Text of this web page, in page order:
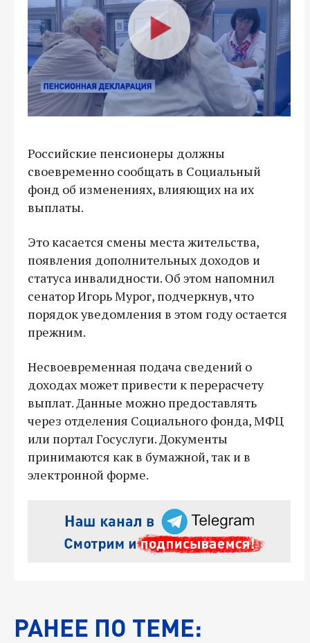
Российские пенсионеры должны
своевременно сообщать в Социальный
фонд об изменениях, влияющих на их
выплаты.
Это касается смены места жительства,
появления дополнительных доходов и
статуса инвалидности. Об этом напомнил
сенатор Игорь Мурог, подчеркнув, что
порядок уведомления в этом году остается
прежним.
Несвоевременная подача сведений о
доходах может привести к перерасчету
выплат. Данные можно предоставлять
через отделения Социального фонда, МФЦ
или портал Госуслуги. Документы
принимаются как в бумажной, так и в
электронной форме.
РАНЕЕ ПО ТЕМЕ: